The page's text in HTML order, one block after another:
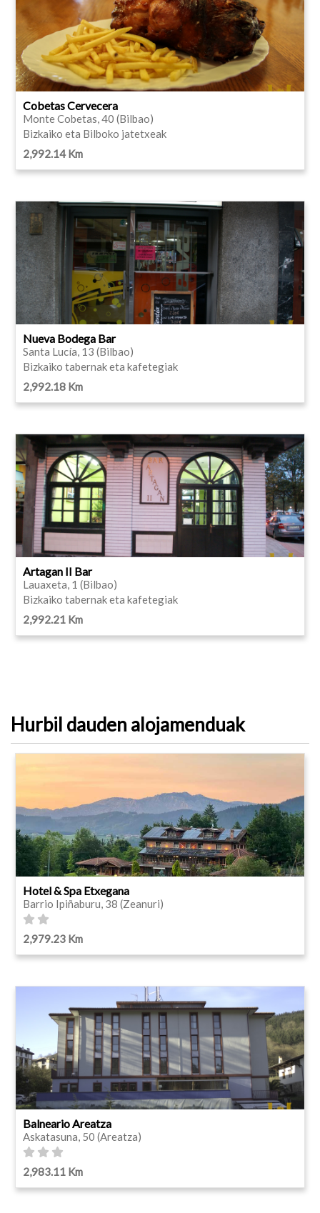
Cobetas Cervecera
Monte Cobetas, 40 (Bilbao)
Bizkaiko eta Bilboko jatetxeak
2,992.14 Km
Nueva Bodega Bar
Santa Lucía, 13 (Bilbao)
Bizkaiko tabernak eta kafetegiak
2,992.18 Km
Artagan II Bar
Lauaxeta, 1 (Bilbao)
Bizkaiko tabernak eta kafetegiak
2,992.21 Km
Hurbil dauden alojamenduak
Hotel & Spa Etxegana
Barrio Ipiñaburu, 38 (Zeanuri)
2,979.23 Km
Balneario Areatza
Askatasuna, 50 (Areatza)
2,983.11 Km